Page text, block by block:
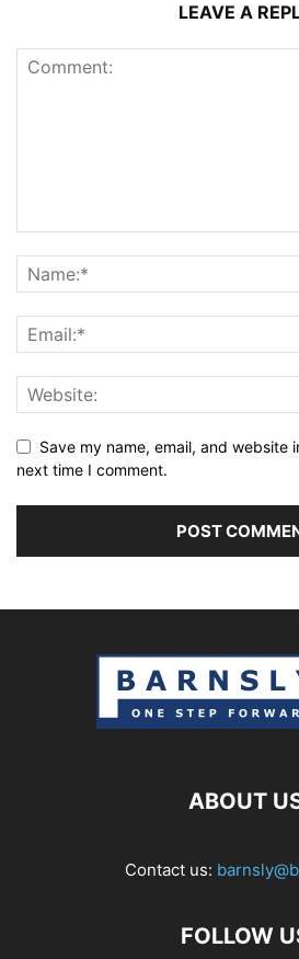
LEAVE A
Save my name, email, and website
next time I comment.
ABOUT
Contact us:
FOLLOW